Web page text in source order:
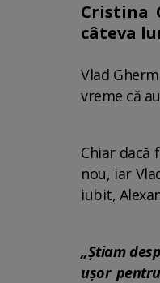
Cristina
câteva
Vlad
vreme că
Chiar dacă
nou, iar
iubit,
„Știam
ușor